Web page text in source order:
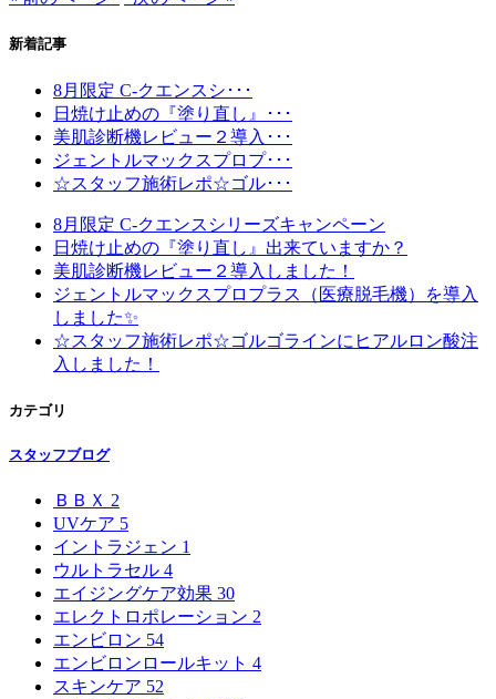
新着記事
8月限定 C-クエンスシ･･･
日焼け止めの『塗り直し』･･･
美肌診断機レビュー２導入･･･
ジェントルマックスプロプ･･･
☆スタッフ施術レポ☆ゴル･･･
8月限定 C-クエンスシリーズキャンペーン
日焼け止めの『塗り直し』出来ていますか？
美肌診断機レビュー２導入しました！
ジェントルマックスプロプラス（医療脱毛機）を導入
しました✨
☆スタッフ施術レポ☆ゴルゴラインにヒアルロン酸注
入しました！
カテゴリ
スタッフブログ
ＢＢＸ 2
UVケア 5
イントラジェン 1
ウルトラセル 4
エイジングケア効果 30
エレクトロポレーション 2
エンビロン 54
エンビロンロールキット 4
スキンケア 52